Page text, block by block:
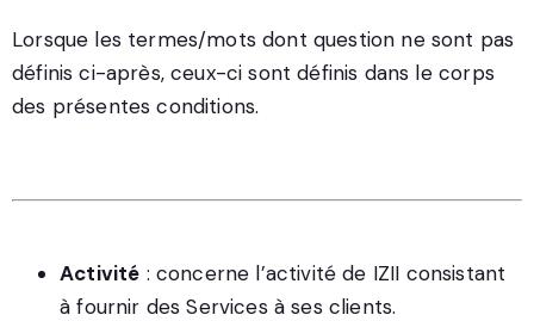
Lorsque les termes/mots dont question ne sont pas
définis ci-après, ceux-ci sont définis dans le corps
des présentes conditions.
Activité : concerne l’activité de IZII consistant
à fournir des Services à ses clients.